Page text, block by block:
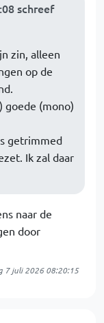
schreef
zin, alleen
op de
goede (mono)
getrimmed
Ik zal daar
naar de
door
7 juli 2026 08:20:15